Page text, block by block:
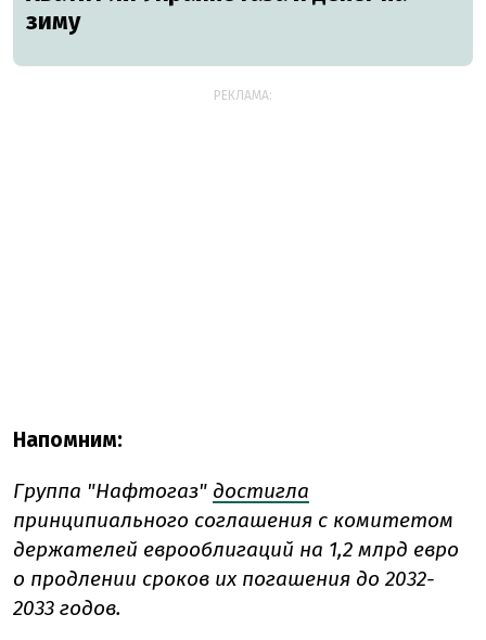
зиму
РЕКЛАМА:
Напомним:
Группа "Нафтогаз" достигла
принципиального соглашения с комитетом
держателей еврооблигаций на 1,2 млрд евро
о продлении сроков их погашения до 2032-
2033 годов.